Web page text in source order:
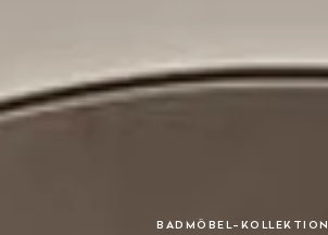
BADMÖBEL-KOLLEKTION